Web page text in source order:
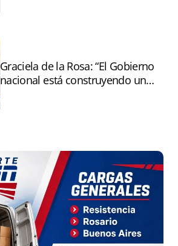
Graciela de la Rosa: “El Gobierno
nacional está construyendo un